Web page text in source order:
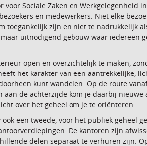
Sociale Zaken en Werkgelegenheid
en medewerkers. Niet elke
toegankelijk zijn en niet te nadrukkelijk
uitnodigend gebouw waar iedereen
open en overzichtelijk te maken,
het karakter van een aantrekkelijke,
kunt wandelen. Op de route
de achterzijde kom je daarbij nieuwe
over het geheel om je te oriënteren.
een tweede, voor het publiek geheel
De kantoren zijn
delen separaat te verhuren zijn.